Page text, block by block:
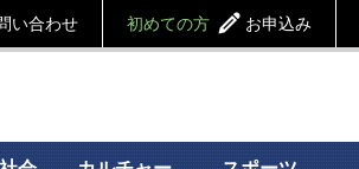
い合わせ 初めての方 お申込み